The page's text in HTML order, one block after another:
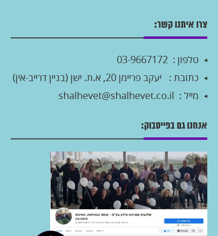
צרו איתנו קשר:
טלפון : 03-9667172
כתובת :
יעקב פריימן 20, א.ת. ישן (בניין דרייב-אין)
מייל : shalhevet@shalhevet.co.il
אנחנו גם בפייסבוק: